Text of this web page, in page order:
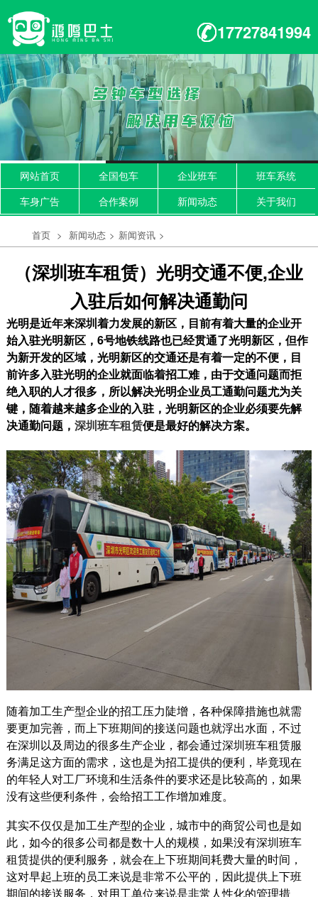
17727841994
网站首页 全国包车 企业班车
班车系统
车身广告
合作案例 新闻动态 关于我们
首页 > 新闻动态 > 新闻资讯 >
（深圳班车租赁）光明交通不便,企业
入驻后如何解决通勤问
光明是近年来深圳着力发展的新区，目前有着大量的企业开
始入驻光明新区，6号地铁线路也已经贯通了光明新区，但作
为新开发的区域，光明新区的交通还是有着一定的不便，目
前许多入驻光明的企业就面临着招工难，由于交通问题而拒
绝入职的人才很多，所以解决光明企业员工通勤问题尤为关
键，随着越来越多企业的入驻，光明新区的企业必须要先解
决通勤问题， 深圳班车租赁便是最好的解决方案。
随着加工生产型企业的招工压力陡增，各种保障措施也就需
要更加完善，而上下班期间的接送问题也就浮出水面，不过
在深圳以及周边的很多生产企业，都会通过深圳班车租赁服
务满足这方面的需求，这也是为招工提供的便利，毕竟现在
的年轻人对工厂环境和生活条件的要求还是比较高的，如果
没有这些便利条件，会给招工工作增加难度。
其实不仅仅是加工生产型的企业，城市中的商贸公司也是如
此，如今的很多公司都是数十人的规模，如果没有深圳班车
租赁提供的便利服务，就会在上下班期间耗费大量的时间，
这对早起上班的员工来说是非常不公平的，因此提供上下班
期间的接送服务，对用工单位来说是非常人性化的管理措